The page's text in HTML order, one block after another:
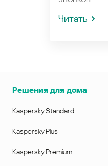
Читать
Решения для дома
Kaspersky Standard
Kaspersky Plus
Kaspersky Premium